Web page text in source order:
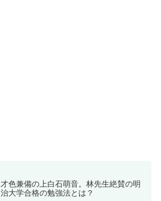
才色兼備の上白石萌音。林先生絶賛の明
治大学合格の勉強法とは？